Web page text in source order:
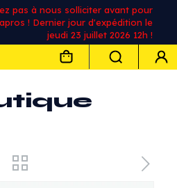
pas à nous solliciter avant pour
! Dernier jour d'expédition le
jeudi 23 juillet 2026 12h !